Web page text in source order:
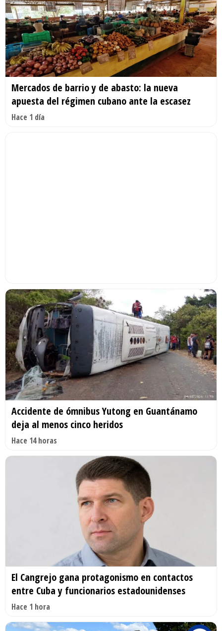
Mercados de barrio y de abasto: la nueva
apuesta del régimen cubano ante la escasez
Hace 1 día
Accidente de ómnibus Yutong en Guantánamo
deja al menos cinco heridos
Hace 14 horas
El Cangrejo gana protagonismo en contactos
entre Cuba y funcionarios estadounidenses
Hace 1 hora